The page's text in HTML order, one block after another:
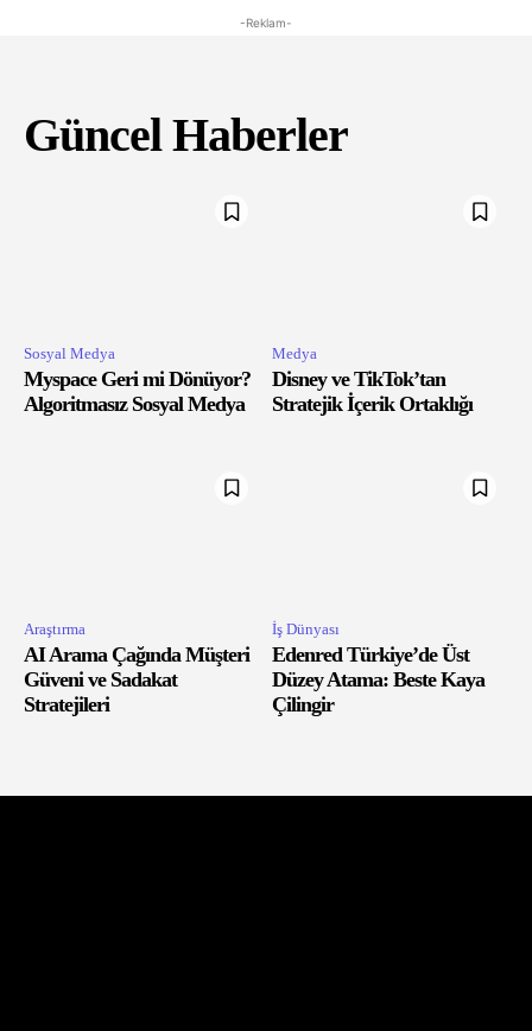
-Reklam-
Güncel Haberler
Sosyal Medya
Myspace Geri mi Dönüyor?
Algoritmasız Sosyal Medya
Medya
Disney ve TikTok’tan
Stratejik İçerik Ortaklığı
Araştırma
AI Arama Çağında Müşteri
Güveni ve Sadakat
Stratejileri
İş Dünyası
Edenred Türkiye’de Üst
Düzey Atama: Beste Kaya
Çilingir